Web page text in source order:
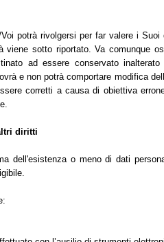
potrà rivolgersi per far valere i
viene sotto riportato. Va comunque
ad essere conservato
e non potrà comportare modifica
corretti a causa di obiettiva
diritti
dell'esistenza o meno di dati